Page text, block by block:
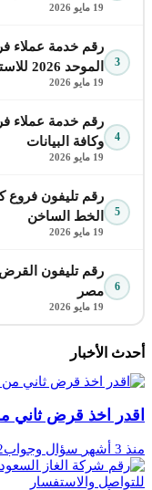
19 مايو 2026
3
رقم خدمة عملاء
الموحد 2026 للاستفسار والشكاوي
19 مايو 2026
4
وكافة البيانات
19 مايو 2026
5
الخط الساخن
19 مايو 2026
6
مصر
19 مايو 2026
أحدث الأخبار
اقدر اخذ قرض ثاني
منذ 3 أشهر سؤال وجواب2